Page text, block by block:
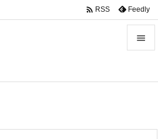

 RSS Feedly